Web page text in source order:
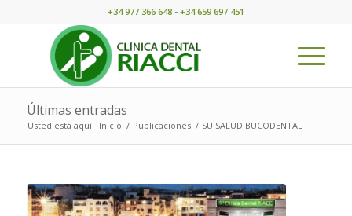
+34 977 366 648 - +34 659 697 451
Últimas entradas
Usted está aquí: Inicio / Publicaciones / SU SALUD BUCODENTAL